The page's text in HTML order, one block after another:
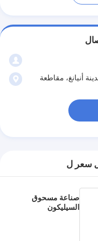
أنيانغ، مقاطعة
سعر ل
صناعة مسحوق
السيليكون